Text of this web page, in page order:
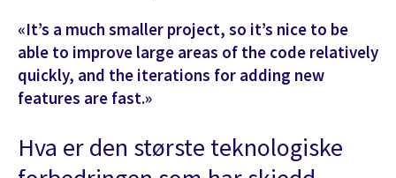
«It’s a much smaller project, so it’s nice to be
able to improve large areas of the code relatively
quickly, and the iterations for adding new
features are fast.»
Hva er den største teknologiske